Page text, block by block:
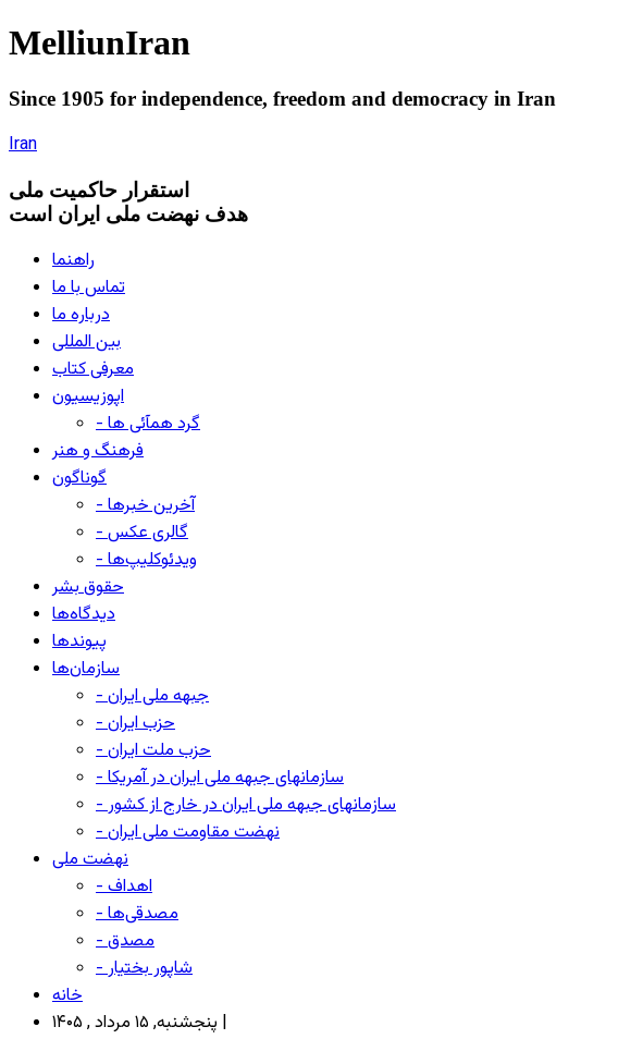
MelliunIran
Since 1905 for independence, freedom and democracy in Iran
Iran
استقرار حاکميت ملی
هدف نهضت ملی ایران است
راهنما
تماس با ما
درباره ما
بین المللی
معرفی کتاب
اپوزیسیون
- گرد همآئی ها
فرهنگ و هنر
گوناگون
- آخرین خبرها
- گالری عکس
- ویدئوکلیپ‌ها
حقوق بشر
دیدگاه‌ها
پیوندها
سازمان‌ها
- جبهه ملی ایران
- حزب ایران
- حزب ملت ایران
- سازمانهای جبهه ملی ایران در آمریکا
- سازمانهای جبهه ملی ایران در خارج از کشور
- نهضت مقاومت ملی ایران
نهضت ملی
- اهداف
- مصدقی‌ها
- مصدق
- شاپور بختیار
خانه
پنجشنبه, ۱۵ مرداد , ۱۴۰۵ |